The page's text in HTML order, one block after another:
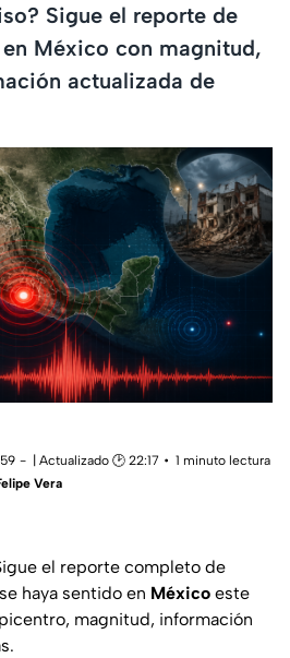
Sigue el reporte de
México con magnitud,
actualizada de
| Actualizado 🕑 22:17
1 minuto lectura
Vera
el reporte completo de
haya sentido en México este
magnitud, información